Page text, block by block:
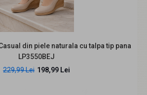
din piele naturala cu talpa tip pana
LP3550BEJ
229,99 Lei 198,99 Lei